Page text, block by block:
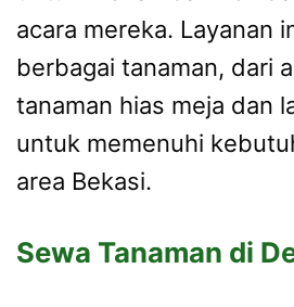
acara mereka. Layanan
berbagai tanaman, dari
tanaman hias meja dan
untuk memenuhi
area Bekasi.
Sewa Tanaman di